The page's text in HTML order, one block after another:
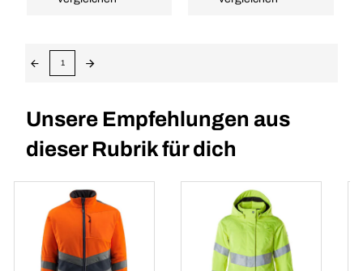
1
Unsere Empfehlungen aus
dieser Rubrik für dich